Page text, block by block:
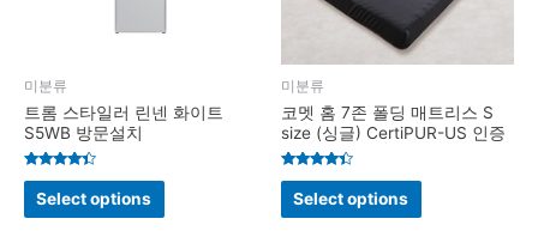
미분류
트롬 스타일러 린넨 화이트
S5WB 방문설치
Rated
4.2
out of 5
Select options
미분류
코멧 홈 7존 폴딩 매트리스 S
size (싱글) CertiPUR-US 인증
Rated
4.2
out of 5
Select options